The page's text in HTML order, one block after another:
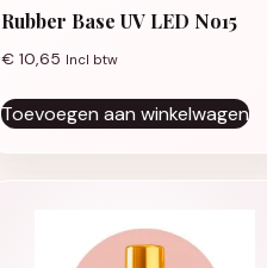
Rubber Base UV LED No15
€10,65 Incl btw
Toevoegen aan winkelwagen